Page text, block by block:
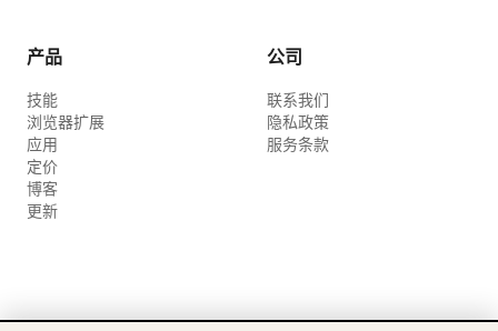
产品
技能
浏览器扩展
应用
定价
博客
更新
公司
联系我们
隐私政策
服务条款